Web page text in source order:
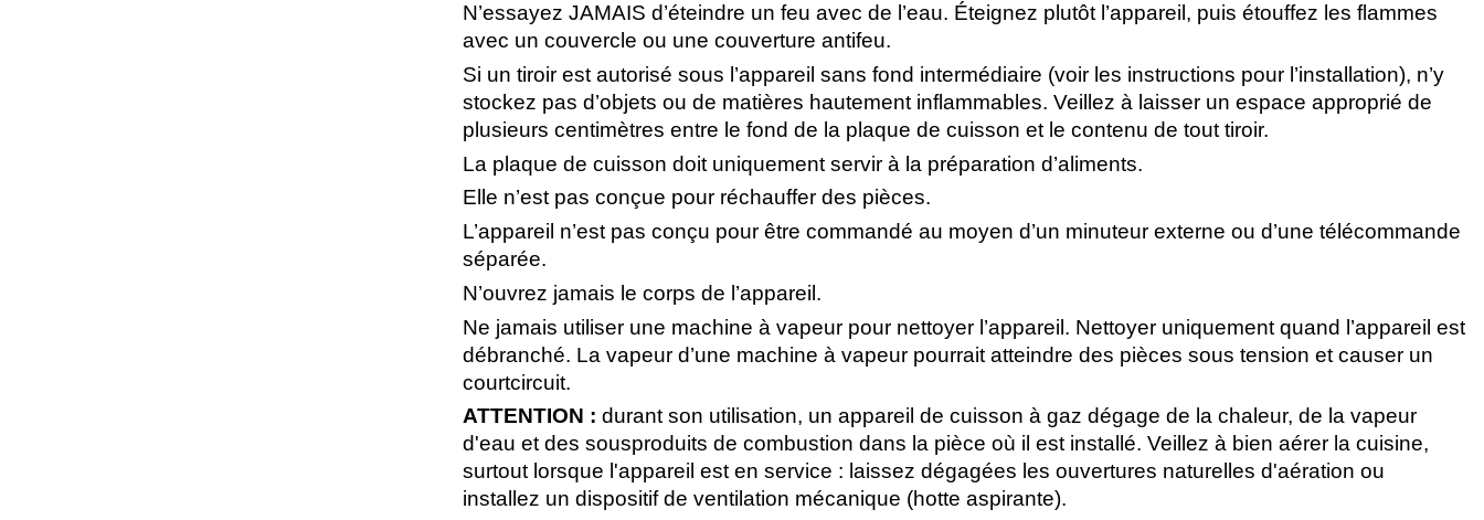
N’essayez JAMAIS d’éteindre un feu avec de l’eau. Éteignez plutôt l’appareil, puis étouffez les flammes
avec un couvercle ou une couverture antifeu.
Si un tiroir est autorisé sous l’appareil sans fond intermédiaire (voir les instructions pour l’installation), n’y
stockez pas d’objets ou de matières hautement inflammables. Veillez à laisser un espace approprié de
plusieurs centimètres entre le fond de la plaque de cuisson et le contenu de tout tiroir.
La plaque de cuisson doit uniquement servir à la préparation d’aliments.
Elle n’est pas conçue pour réchauffer des pièces.
L’appareil n’est pas conçu pour être commandé au moyen d’un minuteur externe ou d’une télécommande
séparée.
N’ouvrez jamais le corps de l’appareil.
Ne jamais utiliser une machine à vapeur pour nettoyer l’appareil. Nettoyer uniquement quand l’appareil est
débranché. La vapeur d’une machine à vapeur pourrait atteindre des pièces sous tension et causer un
courtcircuit.
ATTENTION :durant son utilisation, un appareil de cuisson à gaz dégage de la chaleur, de la vapeur
d'eau et des sousproduits de combustion dans la pièce où il est installé. Veillez à bien aérer la cuisine,
surtout lorsque l'appareil est en service : laissez dégagées les ouvertures naturelles d'aération ou
installez un dispositif de ventilation mécanique (hotte aspirante).